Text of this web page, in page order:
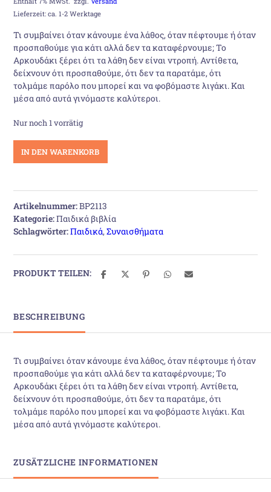
war:
7,80 €
ist:
6,50 €.
Lieferzeit: ca. 1-2 Werktage
Τι συμβαίνει όταν κάνουμε ένα λάθος, όταν πέφτουμε ή όταν
προσπαθούμε για κάτι αλλά δεν τα καταφέρνουμε; Το
Αρκουδάκι ξέρει ότι τα λάθη δεν είναι ντροπή. Αντίθετα,
δείχνουν ότι προσπαθούμε, ότι δεν τα παρατάμε, ότι
τολμάμε παρόλο που μπορεί και να φοβόμαστε λιγάκι. Και
μέσα από αυτά γινόμαστε καλύτεροι.
Nur noch 1 vorrätig
Menge
IN DEN WARENKORB
Artikelnummer:BP2113
Kategorie:Παιδικά βιβλία
Schlagwörter:Παιδικά,Συναισθήματα
PRODUKT TEILEN:
BESCHREIBUNG
Τι συμβαίνει όταν κάνουμε ένα λάθος, όταν πέφτουμε ή όταν
προσπαθούμε για κάτι αλλά δεν τα καταφέρνουμε; Το
Αρκουδάκι ξέρει ότι τα λάθη δεν είναι ντροπή. Αντίθετα,
δείχνουν ότι προσπαθούμε, ότι δεν τα παρατάμε, ότι
τολμάμε παρόλο που μπορεί και να φοβόμαστε λιγάκι. Και
μέσα από αυτά γινόμαστε καλύτεροι.
ZUSÄTZLICHE INFORMATIONEN